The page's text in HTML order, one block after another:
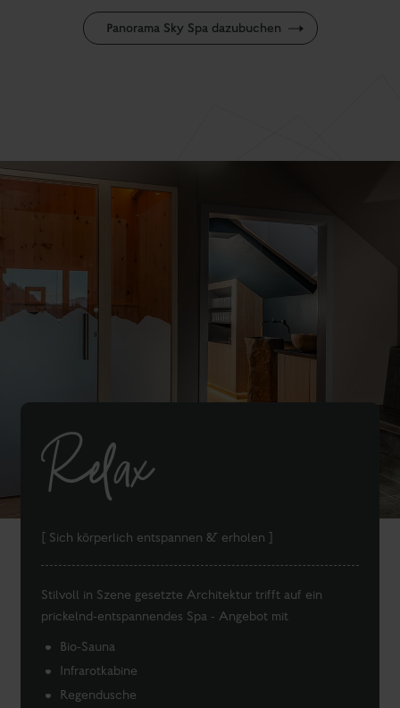
Panorama Sky Spa dazubuchen
Relax
[ Sich körperlich entspannen & erholen ]
Stilvoll in Szene gesetzte Architektur trifft auf ein
prickelnd-entspannendes Spa - Angebot mit
Bio-Sauna
Infrarotkabine
Regendusche